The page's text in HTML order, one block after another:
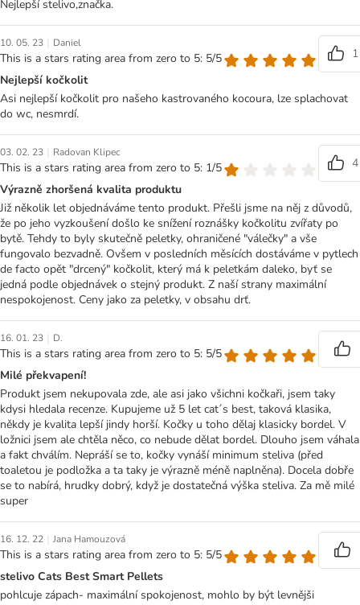
Nejlepší stelivo,značka.
10. 05. 23 | Daniel
This is a stars rating area from zero to 5: 5/5
1
Nejlepší kočkolit
Asi nejlepší kočkolit pro našeho kastrovaného kocoura, lze splachovat
do wc, nesmrdí.
03. 02. 23 | Radovan Klipec
This is a stars rating area from zero to 5: 1/5
4
Výrazně zhoršená kvalita produktu
Již několik let objednáváme tento produkt. Přešli jsme na něj z důvodů,
že po jeho vyzkoušení došlo ke snížení roznášky kočkolitu zvířaty po
bytě. Tehdy to byly skutečně peletky, ohraničené "válečky" a vše
fungovalo bezvadně. Ovšem v posledních měsících dostáváme v pytlech
de facto opět "drcený" kočkolit, který má k peletkám daleko, byť se
jedná podle objednávek o stejný produkt. Z naší strany maximální
nespokojenost. Ceny jako za peletky, v obsahu drť.
16. 01. 23 | D.
This is a stars rating area from zero to 5: 5/5
Milé překvapení!
Produkt jsem nekupovala zde, ale asi jako všichni kočkaři, jsem taky
kdysi hledala recenze. Kupujeme už 5 let cat´s best, taková klasika,
někdy je kvalita lepší jindy horší. Kočky u toho dělaj klasicky bordel. V
ložnici jsem ale chtěla něco, co nebude dělat bordel. Dlouho jsem váhala
a fakt chválím. Nepráší se to, kočky vynáší minimum steliva (před
toaletou je podložka a ta taky je výrazně méně naplněna). Docela dobře
se to nabírá, hrudky dobrý, když je dostatečná výška steliva. Za mě milé
super
16. 12. 22 | Jana Hamouzová
This is a stars rating area from zero to 5: 5/5
stelivo Cats Best Smart Pellets
pohlcuje zápach- maximální spokojenost, mohlo by být levnějši